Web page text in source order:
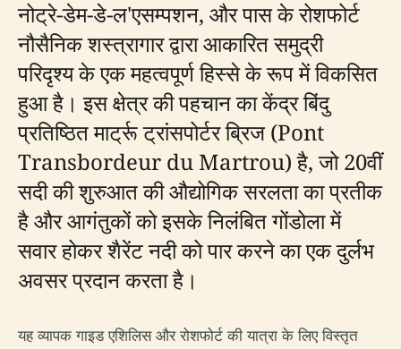
नोट्रे-डेम-डे-ल'एसम्पशन, और पास के रोशफोर्ट
नौसैनिक शस्त्रागार द्वारा आकारित समुद्री
परिदृश्य के एक महत्वपूर्ण हिस्से के रूप में विकसित
हुआ है। इस क्षेत्र की पहचान का केंद्र बिंदु
प्रतिष्ठित मार्ट्रू ट्रांसपोर्टर ब्रिज (Pont
Transbordeur du Martrou) है, जो 20वीं
सदी की शुरुआत की औद्योगिक सरलता का प्रतीक
है और आगंतुकों को इसके निलंबित गोंडोला में
सवार होकर शैरेंट नदी को पार करने का एक दुर्लभ
अवसर प्रदान करता है।
यह व्यापक गाइड एशिलिस और रोशफोर्ट की यात्रा के लिए विस्तृत